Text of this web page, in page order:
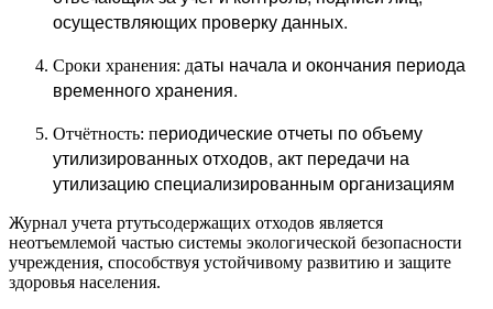
осуществляющих проверку данных.
Сроки хранения: даты начала и окончания периода
временного хранения.
Отчётность: периодические отчеты по объему
утилизированных отходов, акт передачи на
утилизацию специализированным организациям
Журнал учета ртутьсодержащих отходов является
неотъемлемой частью системы экологической безопасности
учреждения, способствуя устойчивому развитию и защите
здоровья населения.